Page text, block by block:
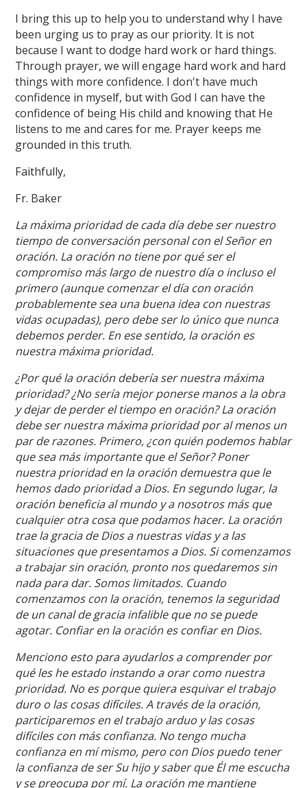
I bring this up to help you to understand why I have
been urging us to pray as our priority. It is not
because I want to dodge hard work or hard things.
Through prayer, we will engage hard work and hard
things with more confidence. I don't have much
confidence in myself, but with God I can have the
confidence of being His child and knowing that He
listens to me and cares for me. Prayer keeps me
grounded in this truth.
Faithfully,
Fr. Baker
La máxima prioridad de cada día debe ser nuestro
tiempo de conversación personal con el Señor en
oración. La oración no tiene por qué ser el
compromiso más largo de nuestro día o incluso el
primero (aunque comenzar el día con oración
probablemente sea una buena idea con nuestras
vidas ocupadas), pero debe ser lo único que nunca
debemos perder. En ese sentido, la oración es
nuestra máxima prioridad.
¿Por qué la oración debería ser nuestra máxima
prioridad? ¿No sería mejor ponerse manos a la obra
y dejar de perder el tiempo en oración? La oración
debe ser nuestra máxima prioridad por al menos un
par de razones. Primero, ¿con quién podemos hablar
que sea más importante que el Señor? Poner
nuestra prioridad en la oración demuestra que le
hemos dado prioridad a Dios. En segundo lugar, la
oración beneficia al mundo y a nosotros más que
cualquier otra cosa que podamos hacer. La oración
trae la gracia de Dios a nuestras vidas y a las
situaciones que presentamos a Dios. Si comenzamos
a trabajar sin oración, pronto nos quedaremos sin
nada para dar. Somos limitados. Cuando
comenzamos con la oración, tenemos la seguridad
de un canal de gracia infalible que no se puede
agotar. Confiar en la oración es confiar en Dios.
Menciono esto para ayudarlos a comprender por
qué les he estado instando a orar como nuestra
prioridad. No es porque quiera esquivar el trabajo
duro o las cosas difíciles. A través de la oración,
participaremos en el trabajo arduo y las cosas
difíciles con más confianza. No tengo mucha
confianza en mí mismo, pero con Dios puedo tener
la confianza de ser Su hijo y saber que Él me escucha
y se preocupa por mí. La oración me mantiene